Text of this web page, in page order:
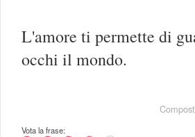
L'amore ti permette di
occhi il mondo.
Vota la frase: